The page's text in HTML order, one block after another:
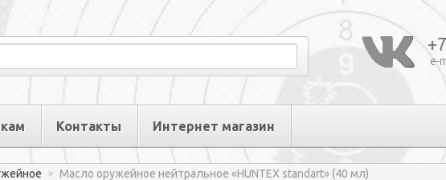
e-
Контакты Интернет магазин
» Масло оружейное нейтральное «HUNTEX standart» (40 мл)